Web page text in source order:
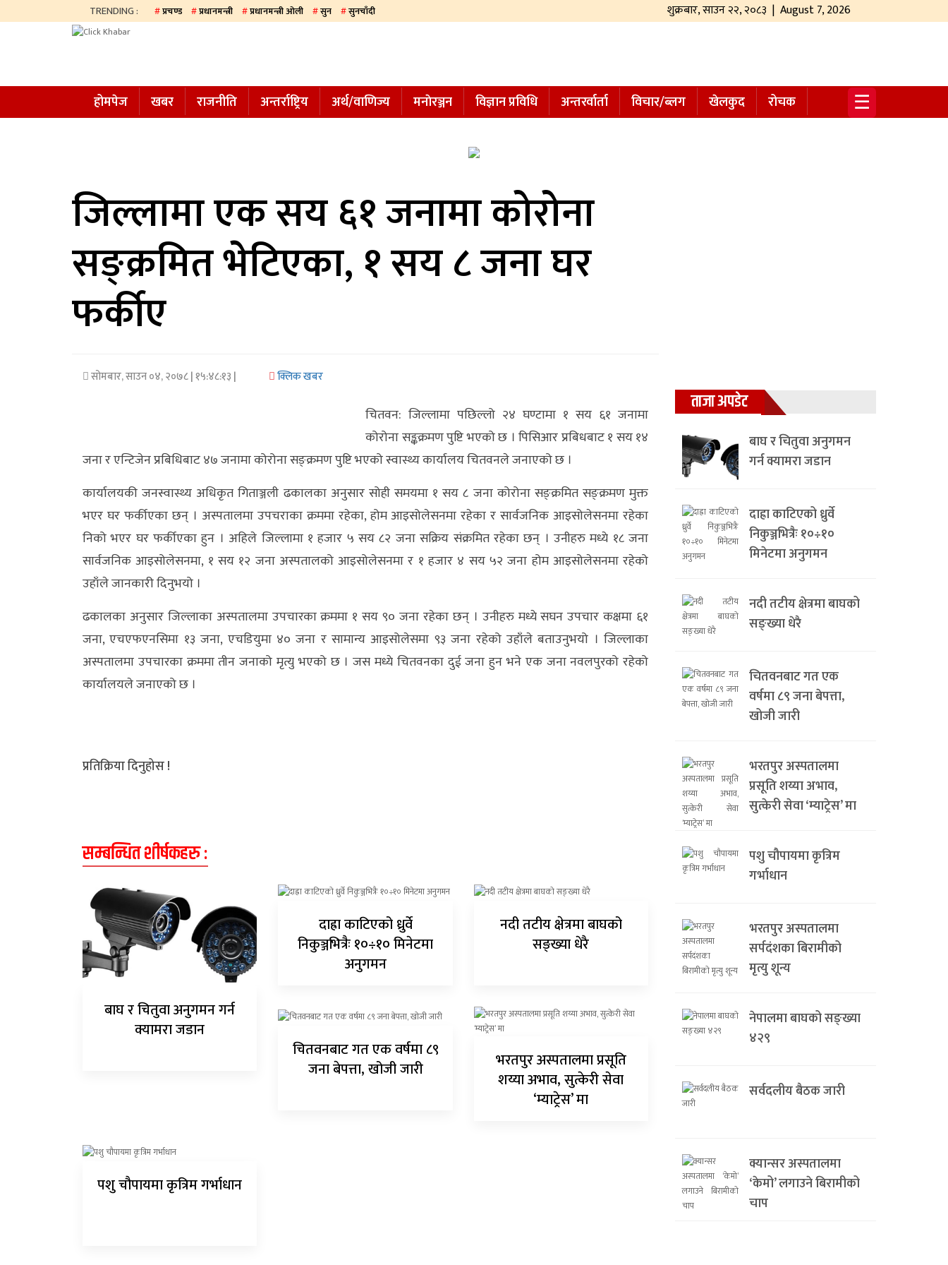
TRENDING : प्रचण्ड प्रधानमन्त्री प्रधानमन्त्री ओली सुन सुनचाँदी शुक्रबार,साउन२२,२०८३ | August 7, 2026
खबर
समाज
सम्पादकीय
☰
होमपेज खबर राजनीति अन्तर्राष्ट्रिय अर्थ/वाणिज्य मनाेरञ्जन विज्ञान प्रविधि अन्तरर्वार्ता विचार/ब्लग खेलकुद
रोचक
जिल्लामा एक सय ६१ जनामा कोरोना
सङ्क्रमित भेटिएका, १ सय ८ जना घर
फर्कीए
सोमबार, साउन ०४, २०७८| १५:४८:१३ | क्लिक खबर
चितवन: जिल्लामा पछिल्लो २४ घण्टामा १ सय ६१ जनामा
कोरोना सङ्कक्रमण पुष्टि भएको छ । पिसिआर प्रबिधबाट १ सय १४
जना र एन्टिजेन प्रबिधिबाट ४७ जनामा कोरोना सङ्क्रमण पुष्टि भएको स्वास्थ्य कार्यालय चितवनले जनाएको छ ।
कार्यालयकी जनस्वास्थ्य अधिकृत गिताञ्जली ढकालका अनुसार सोही समयमा १ सय ८ जना कोरोना सङ्क्रमित सङ्क्रमण मुक्त
भएर घर फर्कीएका छन् । अस्पतालमा उपचराका क्रममा रहेका, होम आइसोलेसनमा रहेका र सार्वजनिक आइसोलेसनमा रहेका
निको भएर घर फर्कीएका हुन । अहिले जिल्लामा १ हजार ५ सय ८२ जना सक्रिय संक्रमित रहेका छन् । उनीहरु मध्ये १८ जना
सार्वजनिक आइसोलेसनमा, १ सय १२ जना अस्पतालको आइसोलेसनमा र १ हजार ४ सय ५२ जना होम आइसोलेसनमा रहेको
उहाँले जानकारी दिनुभयो ।
ढकालका अनुसार जिल्लाका अस्पतालमा उपचारका क्रममा १ सय ९० जना रहेका छन् । उनीहरु मध्ये सघन उपचार कक्षमा ६१
जना, एचएफएनसिमा १३ जना, एचडियुमा ४० जना र सामान्य आइसोलेसमा ९३ जना रहेको उहाँले बताउनुभयो । जिल्लाका
अस्पतालमा उपचारका क्रममा तीन जनाको मृत्यु भएको छ । जस मध्ये चितवनका दुई जना हुन भने एक जना नवलपुरको रहेको
कार्यालयले जनाएको छ ।
प्रतिक्रिया दिनुहोस !
सम्बन्धित शीर्षकहरु :
बाघ र चितुवा अनुगमन गर्न
क्यामरा जडान
दाह्रा काटिएको ध्रुर्वे
निकुञ्जभित्रैः १०÷१० मिनेटमा
अनुगमन
नदी तटीय क्षेत्रमा बाघको
सङ्ख्या धेरै
चितवनबाट गत एक वर्षमा ८९
जना बेपत्ता, खोजी जारी
भरतपुर अस्पतालमा प्रसूति
शय्या अभाव, सुत्केरी सेवा
‘म्याट्रेस’ मा
पशु चौपायमा कृत्रिम गर्भाधान
ताजा अपडेट
बाघ र चितुवा अनुगमन
गर्न क्यामरा जडान
दाह्रा काटिएको ध्रुर्वे
निकुञ्जभित्रैः १०÷१०
मिनेटमा अनुगमन
नदी तटीय क्षेत्रमा बाघको
सङ्ख्या धेरै
चितवनबाट गत एक
वर्षमा ८९ जना बेपत्ता,
खोजी जारी
भरतपुर अस्पतालमा
प्रसूति शय्या अभाव,
सुत्केरी सेवा ‘म्याट्रेस’ मा
पशु चौपायमा कृत्रिम
गर्भाधान
भरतपुर अस्पतालमा
सर्पदंशका बिरामीको
मृत्यु शून्य
नेपालमा बाघको सङ्ख्या
४२९
सर्वदलीय बैठक जारी
क्यान्सर अस्पतालमा
‘केमो’ लगाउने बिरामीको
चाप